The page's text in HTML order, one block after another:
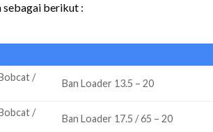
sebagai berikut :
/
Ban Loader 13.5 – 20
/
Ban Loader 17.5 / 65 – 20